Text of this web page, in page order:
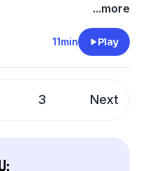
...more
11min Play
3 Next
FAQs about للكبار فقط: